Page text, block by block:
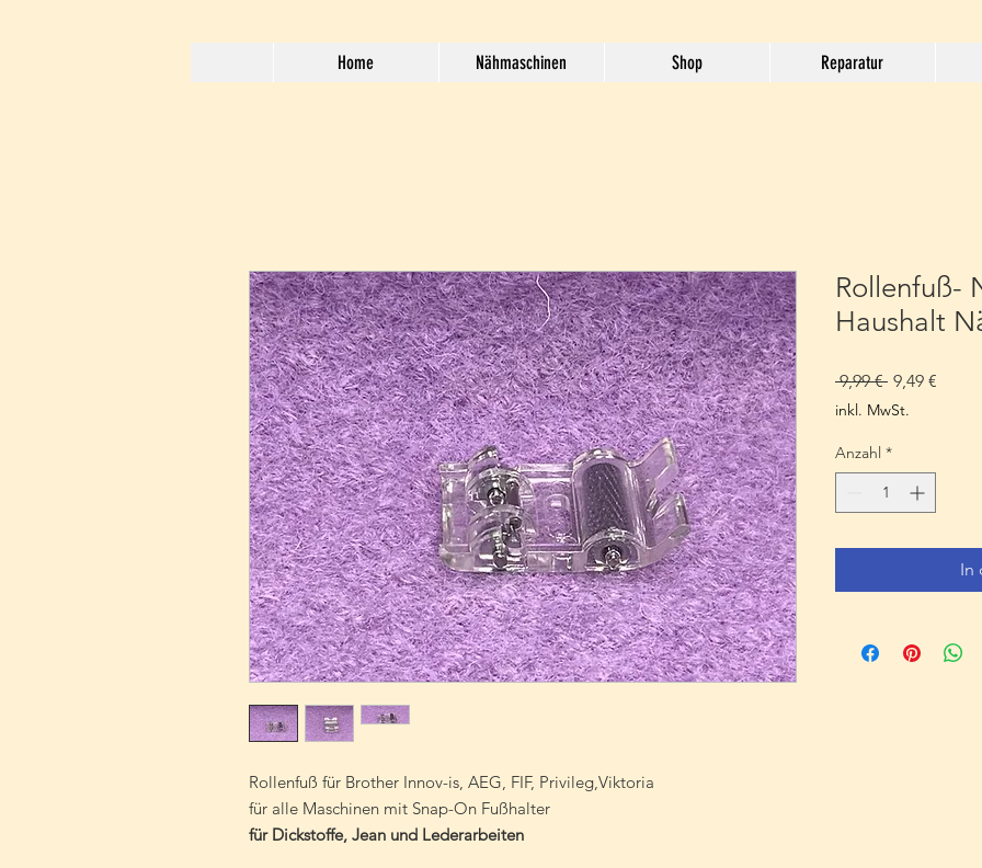
Home Nähmaschinen Shop Reparatur
Rollenfuß für Brother Innov-is, AEG, FIF, Privileg,Viktoria
für alle Maschinen mit Snap-On Fußhalter
für Dickstoffe, Jean und Lederarbeiten
Rollenfuß-
Haushalt
9,99 € 9,49 €
inkl. MwSt.
Anzahl *
In